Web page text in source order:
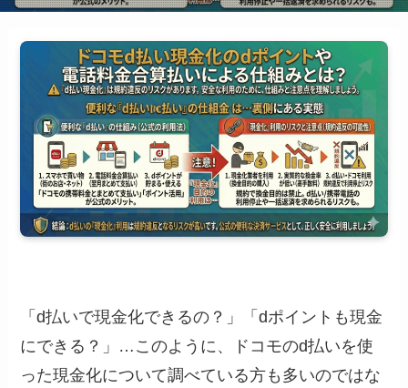
「d払いで現金化できるの？」「dポイントも現金
にできる？」…このように、ドコモのd払いを使
った現金化について調べている方も多いのではな